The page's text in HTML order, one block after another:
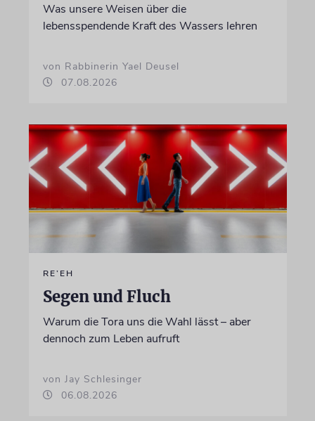
Was unsere Weisen über die
lebensspendende Kraft des Wassers lehren
von Rabbinerin Yael Deusel
07.08.2026
RE’EH
Segen und Fluch
Warum die Tora uns die Wahl lässt – aber
dennoch zum Leben aufruft
von Jay Schlesinger
06.08.2026